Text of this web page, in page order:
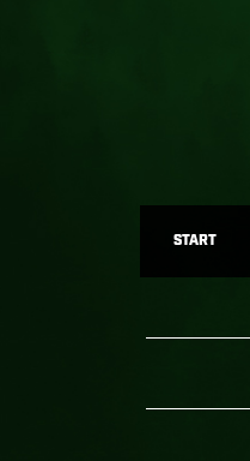
START